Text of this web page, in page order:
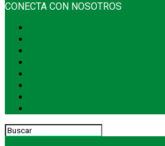
CONECTA CON NOSOTROS